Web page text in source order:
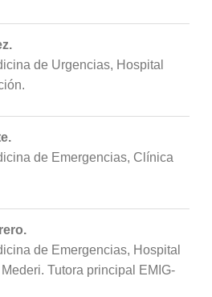
de Urgencias, Hospital
de Emergencias, Clínica
de Emergencias, Hospital
Tutora principal EMIG-